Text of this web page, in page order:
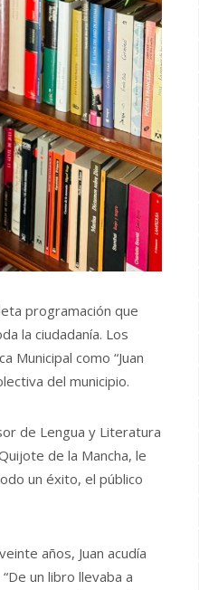
programación que
la ciudadanía. Los
Municipal como “Juan
del municipio.
de Lengua y Literatura
de la Mancha, le
un éxito, el público
años, Juan acudía
un libro llevaba a